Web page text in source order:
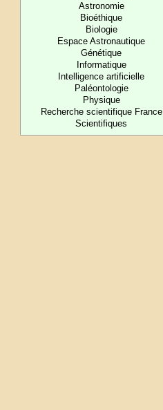
Astronomie
Bioéthique
Biologie
Espace Astronautique
Génétique
Informatique
Intelligence artificielle
Paléontologie
Physique
Recherche scientifique France
Scientifiques